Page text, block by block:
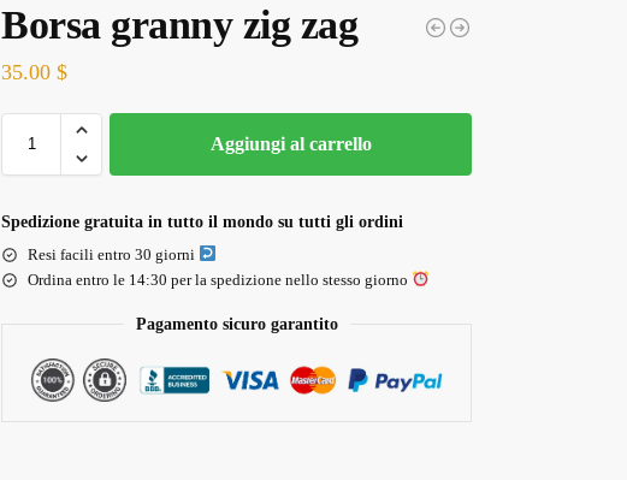
Borsa granny zig zag
35.00$
Aggiungi al carrello
Spedizione gratuita in tutto il mondo su tutti gli ordini
Resi facili entro 30 giorni
Ordina entro le 14:30 per la spedizione nello stesso giorno
Pagamento sicuro garantito